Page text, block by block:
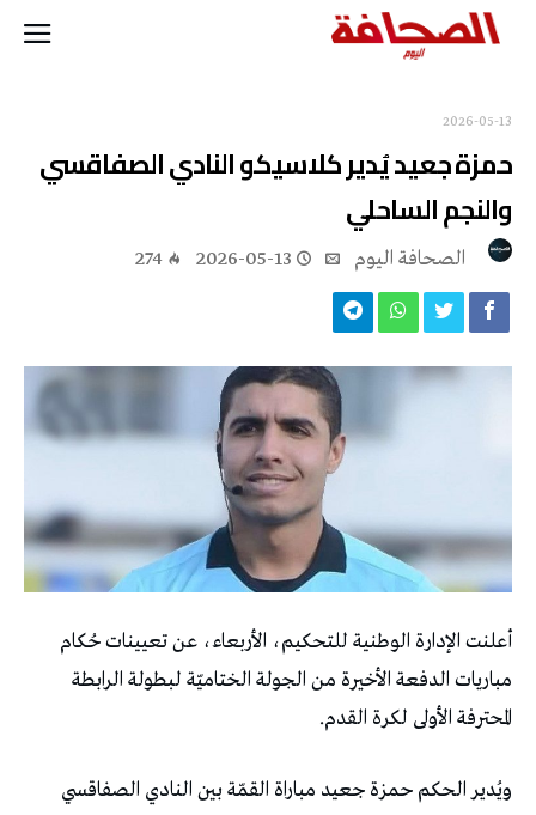
2026-05-13
حمزة جعيد يُدير كلاسيكو النادي الصفاقسي
والنجم الساحلي
2026-05-13
274
أعلنت الإدارة الوطنية للتحكيم، الأربعاء، عن تعيينات حُكام
مباريات الدفعة الأخيرة من الجولة الختاميّة لبطولة الرابطة
المحترفة الأولى لكرة القدم.
ويُدير الحكم حمزة جعيد مباراة القمّة بين النادي الصفاقسي